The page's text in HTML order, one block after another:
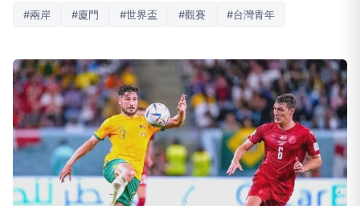
#兩岸 #廈門 #世界盃 #觀賽 #台灣青年